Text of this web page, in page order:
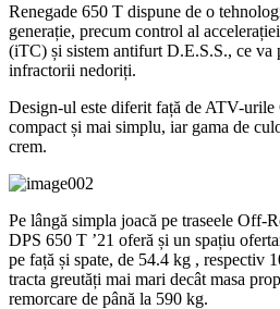
Renegade 650 T dispune de o
generație, precum control al
(iTC) și sistem antifurt D.E.S.S., ce va
infractorii nedoriți.
Design-ul este diferit față de ATV-
compact și mai simplu, iar gama de
crem.
Pe lângă simpla joacă pe traseele Off-
DPS 650 T ’21 oferă și un spațiu
pe față și spate, de 54.4 kg , respectiv
tracta greutăți mai mari decât masa
remorcare de până la 590 kg.